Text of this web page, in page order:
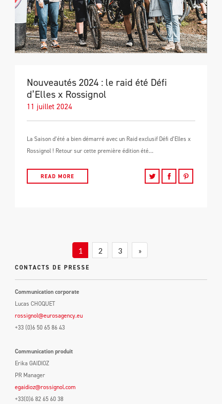
Nouveautés 2024 : le raid été Défi
d’Elles x Rossignol
11 juillet 2024
La Saison d’été a bien démarré avec un Raid exclusif Défi d’Elles x
Rossignol ! Retour sur cette première édition été…
READ MORE
1 2 3 »
CONTACTS DE PRESSE
Communication corporate
Lucas CHOQUET
rossignol@eurosagency.eu
+33 (0)6 50 65 86 43
Communication produit
Erika GAIDIOZ
PR Manager
egaidioz@rossignol.com
+33(0)6 82 65 60 38